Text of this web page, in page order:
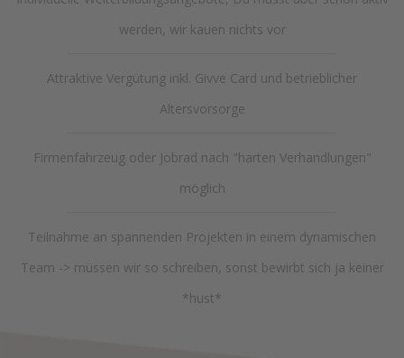
werden, wir kauen nichts vor
Attraktive Vergütung inkl. Givve Card und betrieblicher
Altersvorsorge
Firmenfahrzeug oder Jobrad nach "harten Verhandlungen"
möglich
Teilnahme an spannenden Projekten in einem dynamischen
Team -> müssen wir so schreiben, sonst bewirbt sich ja keiner
*hust*